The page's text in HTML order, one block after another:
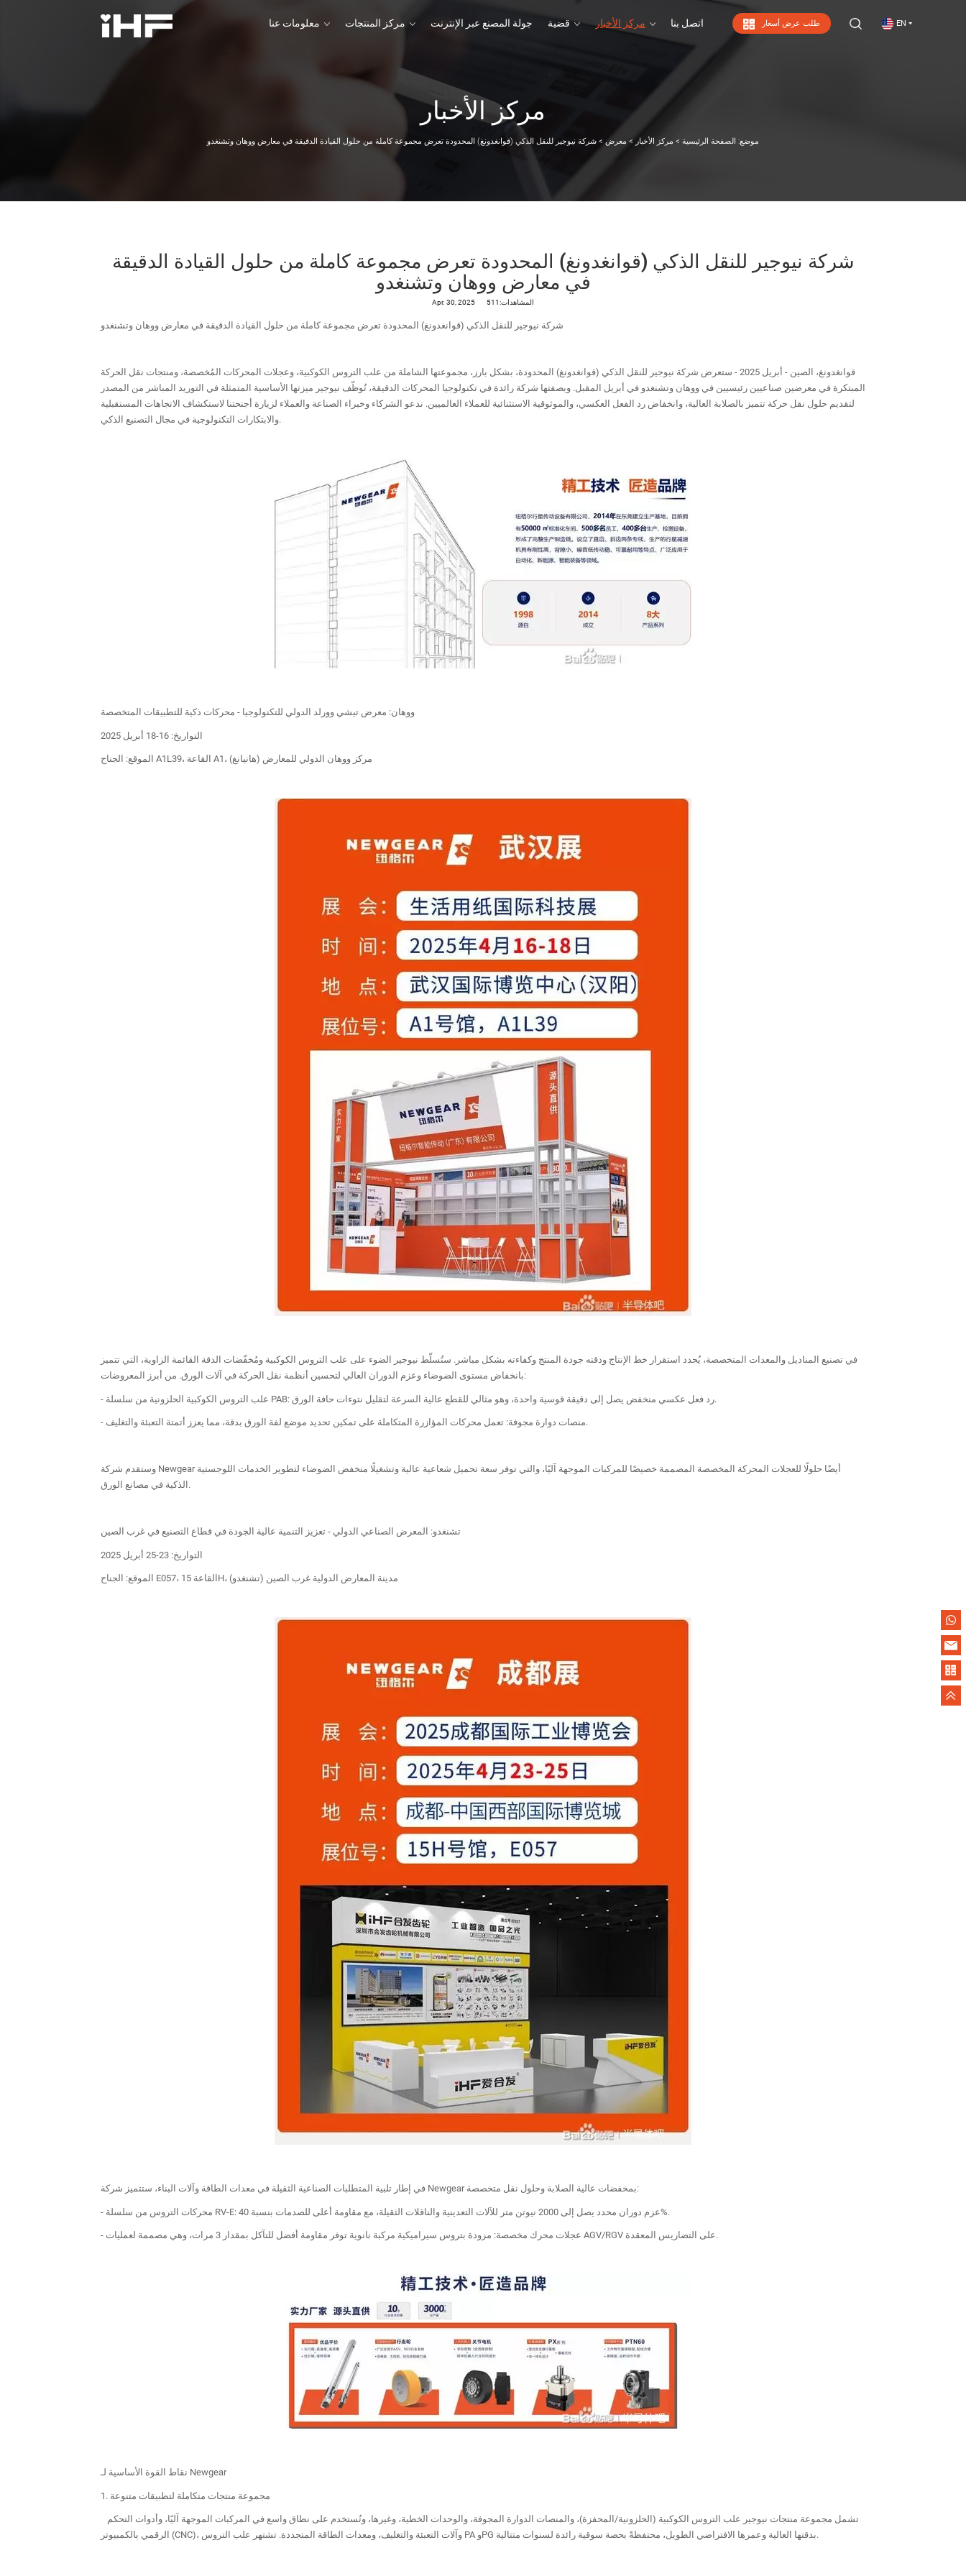
EN طلب عرض أسعار معلومات عنا مركز المنتجات جولة المصنع عبر الإنترنت
جولة المصنع عبر الإنترنت
قضية مركز الأخبار اتصل بنا
مركز الأخبار
موضع: الصفحة الرئيسية > مركز الأخبار > معرض > شركة نيوجير للنقل الذكي (قوانغدونغ) المحدودة تعرض مجموعة كاملة من حلول القيادة الدقيقة في معارض ووهان وتشنغدو
شركة نيوجير للنقل الذكي (قوانغدونغ) المحدودة تعرض مجموعة كاملة من حلول القيادة الدقيقة
في معارض ووهان وتشنغدو
Apr. 30, 2025 المشاهدات:511
قوانغدونغ، الصين - أبريل 2025 - ستعرض شركة نيوجير للنقل الذكي (قوانغدونغ) المحدودة، بشكل بارز، مجموعتها الشاملة من علب التروس الكوكبية، وعجلات المحركات المُخصصة، ومنتجات نقل الحركة
المبتكرة في معرضين صناعيين رئيسيين في ووهان وتشنغدو في أبريل المقبل. وبصفتها شركة رائدة في تكنولوجيا المحركات الدقيقة، تُوظّف نيوجير ميزتها الأساسية المتمثلة في التوريد المباشر من المصدر
لتقديم حلول نقل حركة تتميز بالصلابة العالية، وانخفاض رد الفعل العكسي، والموثوقية الاستثنائية للعملاء العالميين. ندعو الشركاء وخبراء الصناعة والعملاء لزيارة أجنحتنا لاستكشاف الاتجاهات المستقبلية
والابتكارات التكنولوجية في مجال التصنيع الذكي.
في تصنيع المناديل والمعدات المتخصصة، يُحدد استقرار خط الإنتاج ودقته جودة المنتج وكفاءته بشكل مباشر. ستُسلّط نيوجير الضوء على علب التروس الكوكبية ومُخفّضات الدقة القائمة الزاوية، التي تتميز
بانخفاض مستوى الضوضاء وعزم الدوران العالي لتحسين أنظمة نقل الحركة في آلات الورق. من أبرز المعروضات:
- علب التروس الكوكبية الحلزونية من سلسلة PAB: رد فعل عكسي منخفض يصل إلى دقيقة قوسية واحدة، وهو مثالي للقطع عالية السرعة لتقليل نتوءات حافة الورق.
- منصات دوارة مجوفة: تعمل محركات المؤازرة المتكاملة على تمكين تحديد موضع لفة الورق بدقة، مما يعزز أتمتة التعبئة والتغليف.
وستقدم شركة Newgear أيضًا حلولًا للعجلات المحركة المخصصة المصممة خصيصًا للمركبات الموجهة آليًا، والتي توفر سعة تحميل شعاعية عالية وتشغيلًا منخفض الضوضاء لتطوير الخدمات اللوجستية
الذكية في مصانع الورق.
في إطار تلبية المتطلبات الصناعية الثقيلة في معدات الطاقة وآلات البناء، ستتميز شركة Newgear بمخفضات عالية الصلابة وحلول نقل متخصصة:
- محركات التروس من سلسلة RV-E: عزم دوران محدد يصل إلى 2000 نيوتن متر للآلات التعدينية والناقلات الثقيلة، مع مقاومة أعلى للصدمات بنسبة 40%.
- عجلات محرك مخصصة: مزودة بتروس سيراميكية مركبة نانوية توفر مقاومة أفضل للتآكل بمقدار 3 مرات، وهي مصممة لعمليات AGV/RGV على التضاريس المعقدة.
نقاط القوة الأساسية لـ Newgear
الرقمي بالكمبيوتر (CNC)، وآلات التعبئة والتغليف، ومعدات الطاقة المتجددة. تشتهر علب التروس PA وPG بدقتها العالية وعمرها الافتراضي الطويل، محتفظةً بحصة سوقية رائدة لسنوات متتالية.